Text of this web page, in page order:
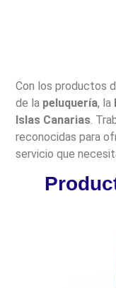
Con los productos
de la peluquería, la
Islas Canarias.
reconocidas para
servicio que